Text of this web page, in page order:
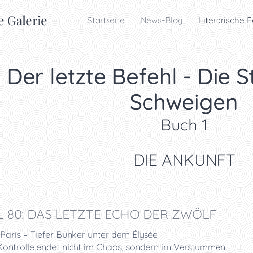
Galerie Startseite News-Blog Literarische
Der letzte Befehl - Die
Schweigen
Buch 1
DIE ANKUNFT
80: DAS LETZTE ECHO DER ZWÖLF
Paris – Tiefer Bunker unter dem Élysée
endet nicht im Chaos, sondern im Verstummen.